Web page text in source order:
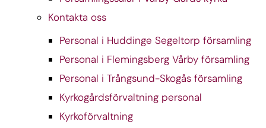
Kontakta oss
Personal i Huddinge Segeltorp församling
Personal i Flemingsberg Vårby församling
Personal i Trångsund-Skogås församling
Kyrkogårdsförvaltning personal
Kyrkoförvaltning